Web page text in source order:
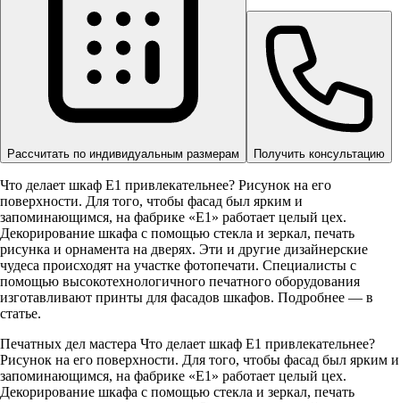
Рассчитать по индивидуальным размерам Получить консультацию
Что делает шкаф Е1 привлекательнее? Рисунок на его
поверхности. Для того, чтобы фасад был ярким и
запоминающимся, на фабрике «Е1» работает целый цех.
Декорирование шкафа с помощью стекла и зеркал, печать
рисунка и орнамента на дверях. Эти и другие дизайнерские
чудеса происходят на участке фотопечати. Специалисты с
помощью высокотехнологичного печатного оборудования
изготавливают принты для фасадов шкафов. Подробнее — в
статье.
Печатных дел мастера Что делает шкаф Е1 привлекательнее?
Рисунок на его поверхности. Для того, чтобы фасад был ярким и
запоминающимся, на фабрике «Е1» работает целый цех.
Декорирование шкафа с помощью стекла и зеркал, печать